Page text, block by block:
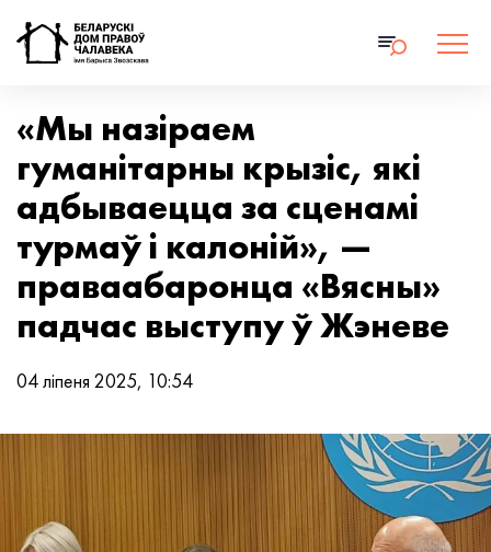
«Мы назіраем
гуманітарны крызіс, які
адбываецца за сценамі
турмаў і калоній», —
праваабаронца «Вясны»
падчас выступу ў Жэневе
04 ліпеня 2025, 10:54